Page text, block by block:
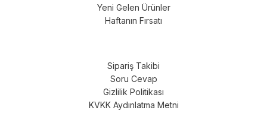
Yeni Gelen Ürünler
Haftanın Fırsatı
Sipariş Takibi
Soru Cevap
Gizlilik Politikası
KVKK Aydınlatma Metni